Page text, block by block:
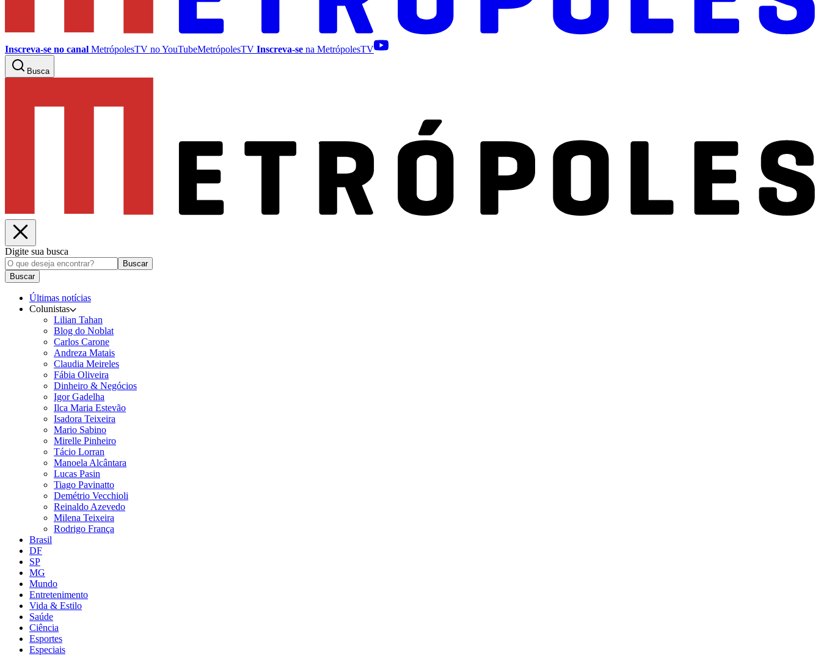
Inscreva-se no canal MetrópolesTV noYouTubeMetrópolesTV Inscreva-se na MetrópolesTV
Busca
Digite sua busca
Buscar
Buscar
Últimas notícias
Colunistas
Lilian Tahan
Blog do Noblat
Carlos Carone
Andreza Matais
Claudia Meireles
Fábia Oliveira
Dinheiro & Negócios
Igor Gadelha
Ilca Maria Estevão
Isadora Teixeira
Mario Sabino
Mirelle Pinheiro
Tácio Lorran
Manoela Alcântara
Lucas Pasin
Tiago Pavinatto
Demétrio Vecchioli
Reinaldo Azevedo
Milena Teixeira
Rodrigo França
Brasil
DF
SP
MG
Mundo
Entretenimento
Vida & Estilo
Saúde
Ciência
Esportes
Especiais